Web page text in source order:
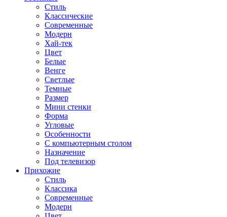
Стиль
Классические
Современные
Модерн
Хай-тек
Цвет
Белые
Венге
Светлые
Темные
Размер
Мини стенки
Форма
Угловые
Особенности
С компьютерным столом
Назначение
Под телевизор
Прихожие
Стиль
Классика
Современные
Модерн